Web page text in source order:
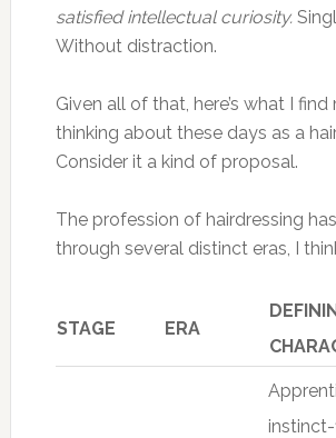
satisfied intellectual curiosity.
Without distraction.
Given all of that, here’s what I
thinking about these days as a
Consider it a kind of proposal.
The profession of hairdressing
through several distinct eras, I
STAGE ERA